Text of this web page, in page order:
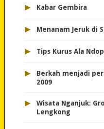
▸ Kabar Gembira
▸ Menanam Jeruk di
▸ Tips Kurus Ala Ndop
▸
Berkah menjadi
2009
▸
Wisata Nganjuk:
Lengkong